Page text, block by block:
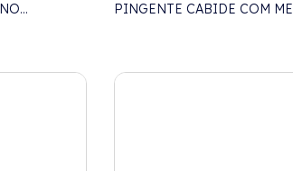
PINGENTE CABIDE COM